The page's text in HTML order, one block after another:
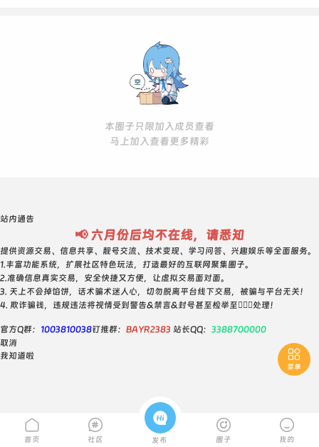
本圈子只限加入成员查看
马上加入查看更多精彩

菜单

首页

社区

发布

圈子

我的
站内通告
📢 六月份后均不在线，请悉知
提供资源交易、信息共享、靓号交流、技术变现、学习问答、兴趣娱乐等全面服务。
1.丰富功能系统，扩展社区特色玩法，打造最好的互联网聚集圈子。
2.准确信息真实交易，安全快捷又方便，让虚拟交易面对面。
3. 天上不会掉馅饼，话术骗术迷人心，切勿脱离平台线下交易，被骗与平台无关！
4. 欺诈骗钱，违规违法将视情受到警告&禁言&封号甚至检举至👮🏻‍♀️处理！
官方Q群： 1003810038钉推群： BAYR2383 站长QQ： 3388700000
取消
我知道啦